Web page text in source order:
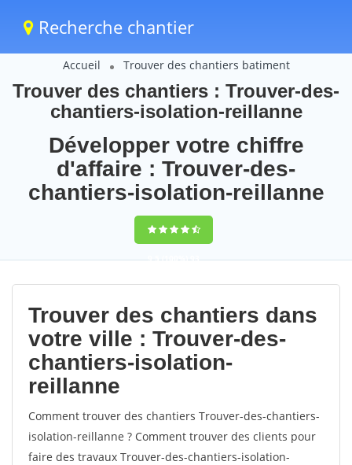
Recherche chantier
Accueil Trouver des chantiers batiment
Trouver des chantiers : Trouver-des-
chantiers-isolation-reillanne
Développer votre chiffre
d'affaire : Trouver-des-
chantiers-isolation-reillanne
9,5(100%)93
votes
Trouver des chantiers dans
votre ville : Trouver-des-
chantiers-isolation-
reillanne
Comment trouver des chantiers Trouver-des-chantiers-
isolation-reillanne ? Comment trouver des clients pour
faire des travaux Trouver-des-chantiers-isolation-